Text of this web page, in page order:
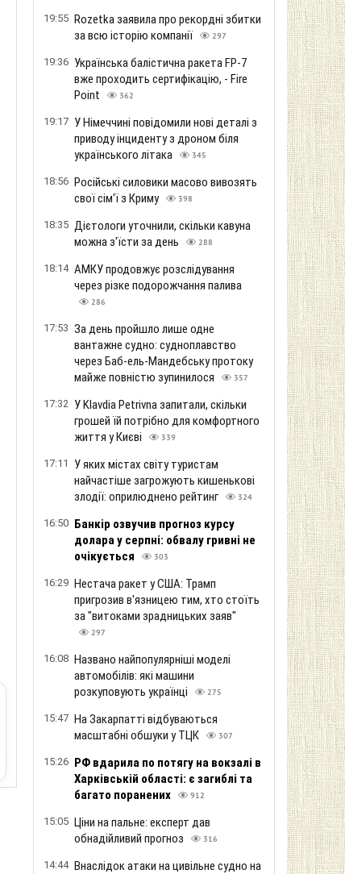
19:55 Rozetka заявила про рекордні збитки
за всю історію компанії
297
19:36 Українська балістична ракета FP-7
вже проходить сертифікацію, - Fire
Point
362
19:17 У Німеччині повідомили нові деталі з
приводу інциденту з дроном біля
українського літака
345
18:56 Російські силовики масово вивозять
свої сім'ї з Криму
398
18:35 Дієтологи уточнили, скільки кавуна
можна з'їсти за день
288
18:14 АМКУ продовжує розслідування
через різке подорожчання палива
286
17:53 За день пройшло лише одне
вантажне судно: судноплавство
через Баб-ель-Мандебську протоку
майже повністю зупинилося
357
17:32 У Klavdia Petrivna запитали, скільки
грошей їй потрібно для комфортного
життя у Києві
339
17:11
У яких містах світу туристам
найчастіше загрожують кишенькові
злодії: оприлюднено рейтинг
324
16:50 Банкір озвучив прогноз курсу
долара у серпні: обвалу гривні не
очікується
303
16:29 Нестача ракет у США: Трамп
пригрозив в'язницею тим, хто стоїть
за "витоками зрадницьких заяв"
297
16:08 Названо найпопулярніші моделі
автомобілів: які машини
розкуповують українці
275
15:47 На Закарпатті відбуваються
масштабні обшуки у ТЦК
307
15:26 РФ вдарила по потягу на вокзалі в
Харківській області: є загиблі та
багато поранених
912
15:05 Ціни на пальне: експерт дав
обнадійливий прогноз
316
14:44 Внаслідок атаки на цивільне судно на